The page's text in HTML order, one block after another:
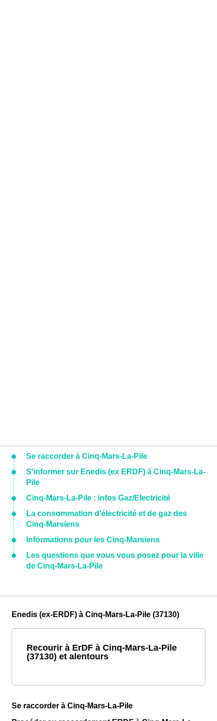
Se raccorder à Cinq-Mars-La-Pile
S'informer sur Enedis (ex ERDF) à Cinq-Mars-La-
Pile
Cinq-Mars-La-Pile : infos Gaz/Electricité
La consommation d'électricité et de gaz des
Cinq-Marsiens
Informations pour les Cinq-Marsiens
Les questions que vous vous posez pour la ville
de Cinq-Mars-La-Pile
Enedis (ex-ERDF) à Cinq-Mars-La-Pile (37130)
Recourir à ErDF à Cinq-Mars-La-Pile
(37130) et alentours
Se raccorder à Cinq-Mars-La-Pile